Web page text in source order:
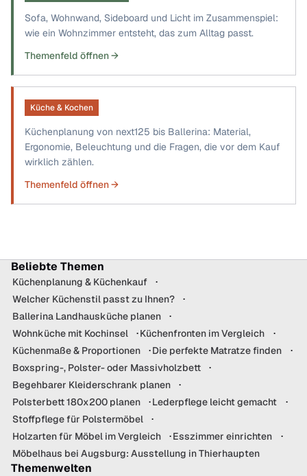
Sofa, Wohnwand, Sideboard und Licht im Zusammenspiel:
wie ein Wohnzimmer entsteht, das zum Alltag passt.
Themenfeld öffnen →
Küche & Kochen
Küchenplanung von next125 bis Ballerina: Material,
Ergonomie, Beleuchtung und die Fragen, die vor dem Kauf
wirklich zählen.
Themenfeld öffnen →
Beliebte Themen
Küchenplanung & Küchenkauf
Welcher Küchenstil passt zu Ihnen?
Ballerina Landhausküche planen
Wohnküche mit Kochinsel
Küchenfronten im Vergleich
Küchenmaße & Proportionen
Die perfekte Matratze finden
Boxspring-, Polster- oder Massivholzbett
Begehbarer Kleiderschrank planen
Polsterbett 180x200 planen
Lederpflege leicht gemacht
Stoffpflege für Polstermöbel
Holzarten für Möbel im Vergleich
Esszimmer einrichten
Möbelhaus bei Augsburg: Ausstellung in Thierhaupten
Themenwelten